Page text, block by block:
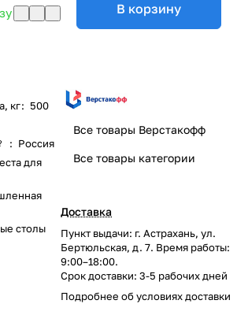
кг: 500
: Россия
для
столы
В корзину
Все товары Верстакофф
Все товары категории
Доставка
Пункт выдачи: г. Астрахань, ул.
Бертюльская, д. 7. Время работы:
9:00–18:00.
Срок доставки: 3-5 рабочих дней
Подробнее обусловиях доставки